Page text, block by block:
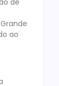
de
ao